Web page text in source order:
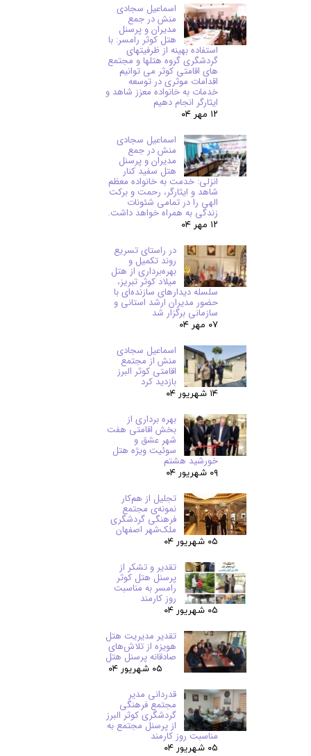
اسماعیل سجادی
منش در جمع
مدیران و پرسنل
هتل کوثر رامسر: با
استفاده بهینه از ظرفیتهای
گردشگری گروه هتلها و مجتمع
های اقامتی کوثر می توانیم
اقدامات موثری در توسعه
خدمات به خانواده معزز شاهد و
ایثارگر انجام دهیم
۱۲ مهر ۰۴
اسماعیل سجادی
منش در جمع
مدیران و پرسنل
هتل سفید کنار
انزلی: خدمت به خانواده معظم
شاهد و ایثارگر، رحمت و برکت
الهی را در تمامی شئونات
زندگی به همراه خواهد داشت.
۱۲ مهر ۰۴
در راستای تسریع
روند تکمیل و
بهره‌برداری از هتل
میلاد کوثر تبریز،
سلسله دیدارهای سازنده‌ای با
حضور مدیران ارشد استانی و
سازمانی برگزار شد
۰۷ مهر ۰۴
اسماعیل سجادی
منش از مجتمع
اقامتی کوثر البرز
بازدید کرد
۱۴ شهریور ۰۴
بهره برداری از
بخش اقامتی هفت
شهر عشق و
سوئیت ویژه هتل
خورشید هشتم
۰۹ شهریور ۰۴
تجلیل از هم‌کار
نمونه‌ی مجتمع
فرهنگی گردشگری
ملک‌شهر اصفهان
۰۵ شهریور ۰۴
تقدیر و تشکر از
پرسنل هتل کوثر
رامسر به مناسبت
روز کارمند
۰۵ شهریور ۰۴
تقدیر مدیریت هتل
هویزه از تلاش‌های
صادقانه پرسنل هتل
۰۵ شهریور ۰۴
قدردانی مدیر
مجتمع فرهنگی
گردشگری کوثر البرز
از پرسنل مجتمع به
مناسبت روز کارمند
۰۵ شهریور ۰۴